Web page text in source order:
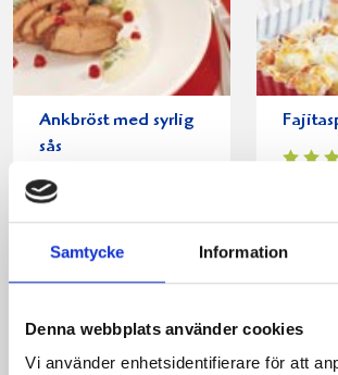
Samtycke Information
Denna webbplats använder cookies
Vi använder enhetsidentifierare för att
Ankbröst med syrlig
sås
Produkter i receptet: